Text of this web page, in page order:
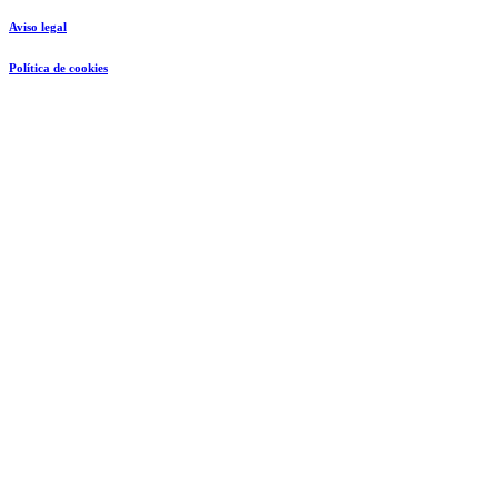
Aviso legal
Política de cookies